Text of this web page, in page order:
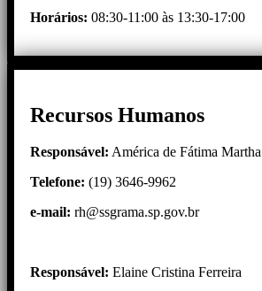
Horários: 08:30-11:00 às 13:30-17:00
Recursos Humanos
Responsável: América de Fátima Martha
Telefone: (19) 3646-9962
e-mail: rh@ssgrama.sp.gov.br
Responsável: Elaine Cristina Ferreira